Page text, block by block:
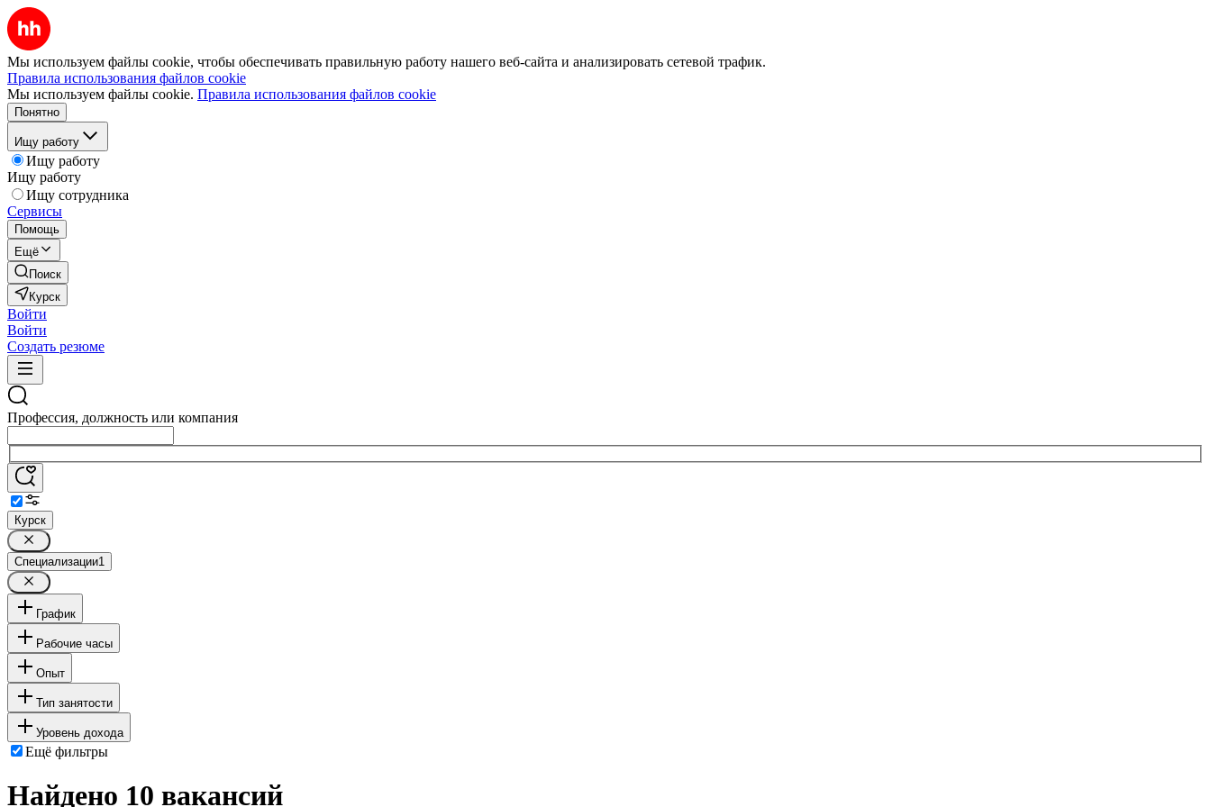
Мы используем файлы cookie, чтобы обеспечивать правильную работу нашего веб-сайта и анализировать сетевой трафик.
Правила использования файлов cookie
Мы используем файлы cookie. Правила использования файлов cookie
Понятно
Ищу работу
Ищу работу
Ищу работу
Ищу сотрудника
Сервисы
Помощь
Ещё
Поиск
Курск
Войти
Войти
Создать резюме
Профессия, должность или компания
Курск
Специализации1
График
Рабочие часы
Опыт
Тип занятости
Уровень дохода
Ещё фильтры
Найдено 10 вакансий